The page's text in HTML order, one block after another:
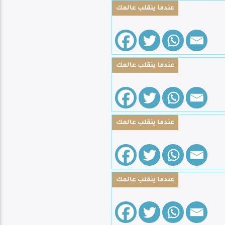
عندما ينقلب عالمك
عندما ينقلب عالمك
عندما ينقلب عالمك
عندما ينقلب عالمك